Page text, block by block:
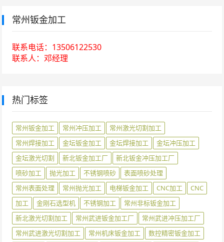
常州钣金加工
联系电话：13506122530
联系人：邓经理
热门标签
常州钣金加工 常州冲压加工
常州激光切割加工
常州焊接加工
金坛钣金加工 金坛焊接加工
金坛冲压加工
金坛激光切割
新北钣金加工厂
新北钣金冲压加工厂
喷砂加工
抛光加工 不锈钢喷砂
表面喷砂处理
常州表面处理
常州抛光加工 电梯钣金加工 CNC加工
CNC
加工
金刚石选型机 不锈钢加工
常州非标钣金加工
新北激光切割加工
常州武进钣金加工厂
常州武进冲压加工厂
常州武进激光切割加工
常州机床钣金加工
数控精密钣金加工